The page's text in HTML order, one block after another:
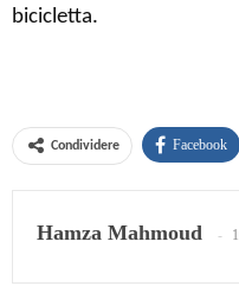
bicicletta.
Condividere Facebook
Hamza Mahmoud